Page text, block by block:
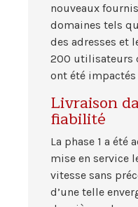
nouveaux
domaines tels
des adresses et
200 utilisateurs
ont été
Livraison
fiabilité
La phase 1 a été
mise en service
vitesse sans
d’une telle